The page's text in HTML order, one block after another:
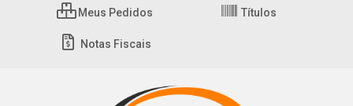
Meus Pedidos Títulos
Notas Fiscais